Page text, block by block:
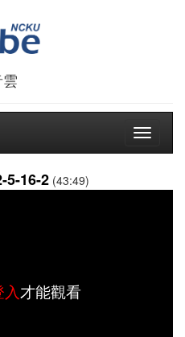
Toggle
5-16-2 (43:49)
才能觀看